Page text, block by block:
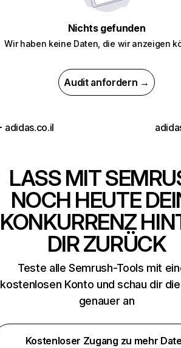
Nichts gefunden
Wir haben keine Daten, die wir anzeigen
Audit anfordern →
adidas.co.il
LASS MIT
NOCH HEUTE
KONKURRENZ
DIR ZURÜCK
Teste alle Semrush-Tools mit
kostenlosen Konto und schau dir
genauer an
Kostenloser Zugang zu mehr